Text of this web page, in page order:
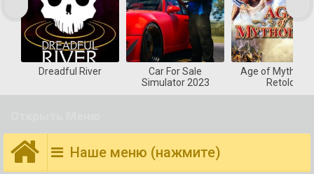
Dreadful River
Car For Sale
Simulator 2023
Age of
Retold
Наше меню (нажмите)